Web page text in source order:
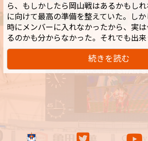
ら、もしかしたら岡山戦はあるかもし
に向けて最高の準備を整えていた。し
時にメンバーに入れなかったから、実
るのかも分からなかった。それでも出
続きを読む